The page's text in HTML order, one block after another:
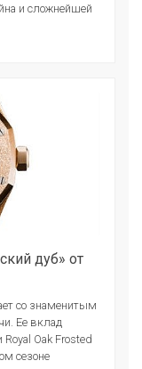
и сложнейшей
дуб» от
со знаменитым
Ее вклад
Oak Frosted
сезоне